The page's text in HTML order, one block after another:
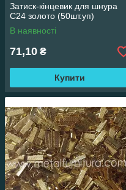
Затиск-кінцевик для шнура
С24 золото (50шт.уп)
В наявності
71,10 ₴
Купити